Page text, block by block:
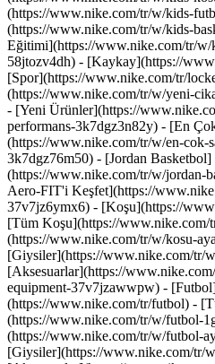
(https://www.nike.com/tr/w/kids-
(https://www.nike.com/tr/w/kids-
Eğitimi](https://www.nike.com/tr/w/
58jtozv4dh) - [Kaykay](https://
[Spor](https://www.nike.com/tr/
(https://www.nike.com/tr/w/yeni-
- [Yeni Ürünler](https://
performans-3k7dgz3n82y) - [En
(https://www.nike.com/tr/w/en-cok-
3k7dgz76m50) - [Jordan Basketbol]
(https://www.nike.com/tr/w/jordan-
Aero-FIT'i Keşfet](https://
37v7jz6ymx6) - [Koşu](https://
[Tüm Koşu](https://
(https://www.nike.com/tr/w/kosu-
[Giysiler](https://www.nike.com/tr/
[Aksesuarlar](https://
equipment-37v7jzawwpw) -
(https://www.nike.com/tr/futbol) -
(https://www.nike.com/tr/w/futbol-
(https://www.nike.com/tr/w/futbol-
[Giysiler](https://www.nike.com/tr/